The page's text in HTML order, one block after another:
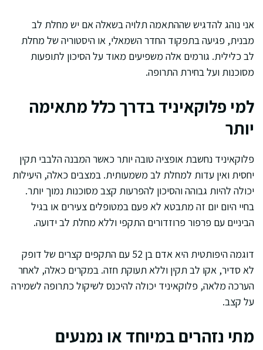
אני נוהג להדגיש שההתאמה תלויה בשאלה אם יש מחלת לב
מבנית, פגיעה בתפקוד החדר השמאלי, או היסטוריה של מחלת
לב כלילית. גורמים אלה משפיעים מאוד על הסיכון לתופעות
מסוכנות ועל בחירת התרופה.
למי פלוקאיניד בדרך כלל מתאימה
יותר
פלוקאיניד נחשבת אופציה טובה יותר כאשר המבנה הלבבי תקין
יחסית ואין עדות למחלת לב משמעותית. במצבים כאלה, היעילות
יכולה להיות גבוהה והסיכון להפרעות קצב מסוכנות נמוך יותר.
בחיי היום יום זה מתבטא לא פעם במטופלים צעירים או בגיל
הביניים עם פרפור פרוזדורים התקפי וללא מחלת לב ידועה.
דוגמה היפותטית היא אדם בן 52 עם התקפים קצרים של דופק
לא סדיר, אקו לב תקין וללא תעוקת חזה. במקרים כאלה, לאחר
הערכה מלאה, פלוקאיניד יכולה להיכנס לשיקול כתרופה לשמירה
על קצב.
מתי נזהרים במיוחד או נמנעים